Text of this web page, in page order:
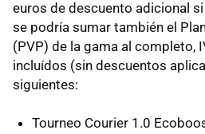
euros de descuento adicional
se podría sumar también el
(PVP) de la gama al completo,
incluídos (sin descuentos
siguientes:
Tourneo Courier 1.0